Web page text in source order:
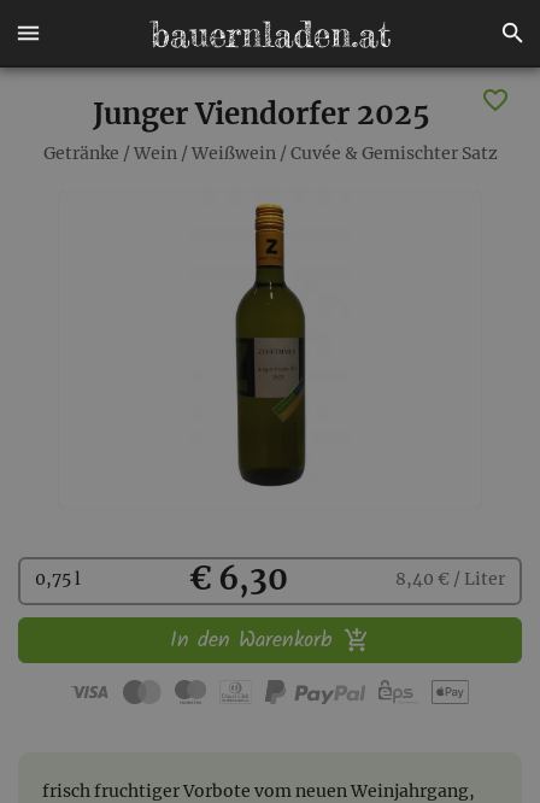
Junger Viendorfer 2025
Getränke / Wein/ Weißwein/ Cuvée & Gemischter Satz
Kaufen
0,75 l € 6,30 8,40 € / Liter
In den Warenkorb
frisch fruchtiger Vorbote vom neuen Weinjahrgang,